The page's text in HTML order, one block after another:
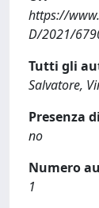
https://
D/2021/
Tutti gli
Salvatore,
Presenza
no
Numero
1